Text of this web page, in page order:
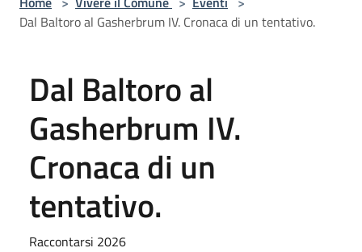
Dal Baltoro al Gasherbrum IV. Cronaca di un tentativo.
Dal Baltoro al
Gasherbrum IV.
Cronaca di un
tentativo.
Raccontarsi 2026